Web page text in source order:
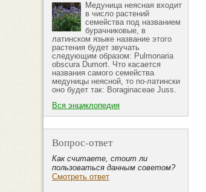
Медуница неясная входит
в число растений
семейства под названием
бурачниковые, в
латинском языке название этого
растения будет звучать
следующим образом: Pulmonaria
obscura Dumort. Что касается
названия самого семейства
медуницы неясной, то по-латински
оно будет так: Boraginaceae Juss.
Вся энциклопедия
Вопрос-ответ
Как считаете, стоит ли
пользоваться данным советом?
Смотреть ответ